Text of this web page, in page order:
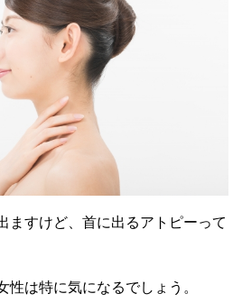
ますけど、首に出るアトピーって
性は特に気になるでしょう。